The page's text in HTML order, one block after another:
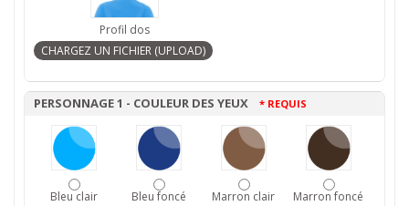
Profil dos
PERSONNAGE 1 - COULEUR DES YEUX * REQUIS
Bleu clair Bleu foncé Marron clair Marron foncé